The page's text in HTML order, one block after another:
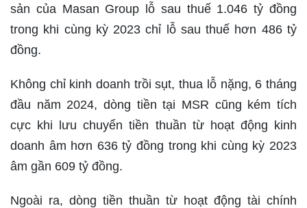
sản của Masan Group lỗ sau thuế 1.046 tỷ đồng
trong khi cùng kỳ 2023 chỉ lỗ sau thuế hơn 486 tỷ
đồng.
Không chỉ kinh doanh trồi sụt, thua lỗ nặng, 6 tháng
đầu năm 2024, dòng tiền tại MSR cũng kém tích
cực khi lưu chuyển tiền thuần từ hoạt động kinh
doanh âm hơn 636 tỷ đồng trong khi cùng kỳ 2023
âm gần 609 tỷ đồng.
Ngoài ra, dòng tiền thuần từ hoạt động tài chính